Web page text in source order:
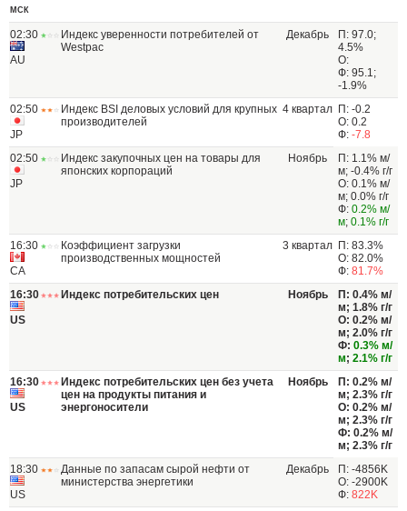
МСК
02:30
AU
Индекс уверенности потребителей от
Westpac
Декабрь
П: 97.0;
4.5%
О:
Ф: 95.1;
-1.9%
02:50
JP
Индекс BSI деловых условий для крупных
производителей
4 квартал П: -0.2
О: 0.2
Ф: -7.8
02:50
JP
Индекс закупочных цен на товары для
японских корпораций
Ноябрь
П: 1.1% м/
м; -0.4% г/г
О: 0.1% м/
м; 0.0% г/г
Ф: 0.2% м/
м; 0.1% г/г
16:30
CA
Коэффициент загрузки
производственных мощностей
3 квартал П: 83.3%
О: 82.0%
Ф: 81.7%
16:30
US
Индекс потребительских цен Ноябрь
П: 0.4% м/
м; 1.8% г/г
О: 0.2% м/
м; 2.0% г/г
Ф: 0.3% м/
м; 2.1% г/г
16:30
US
Индекс потребительских цен без учета
цен на продукты питания и
энергоносители
Ноябрь
П: 0.2% м/
м; 2.3% г/г
О: 0.2% м/
м; 2.3% г/г
Ф: 0.2% м/
м; 2.3% г/г
18:30
US
Данные по запасам сырой нефти от
министерства энергетики
Декабрь
П: -4856K
О: -2900K
Ф: 822K